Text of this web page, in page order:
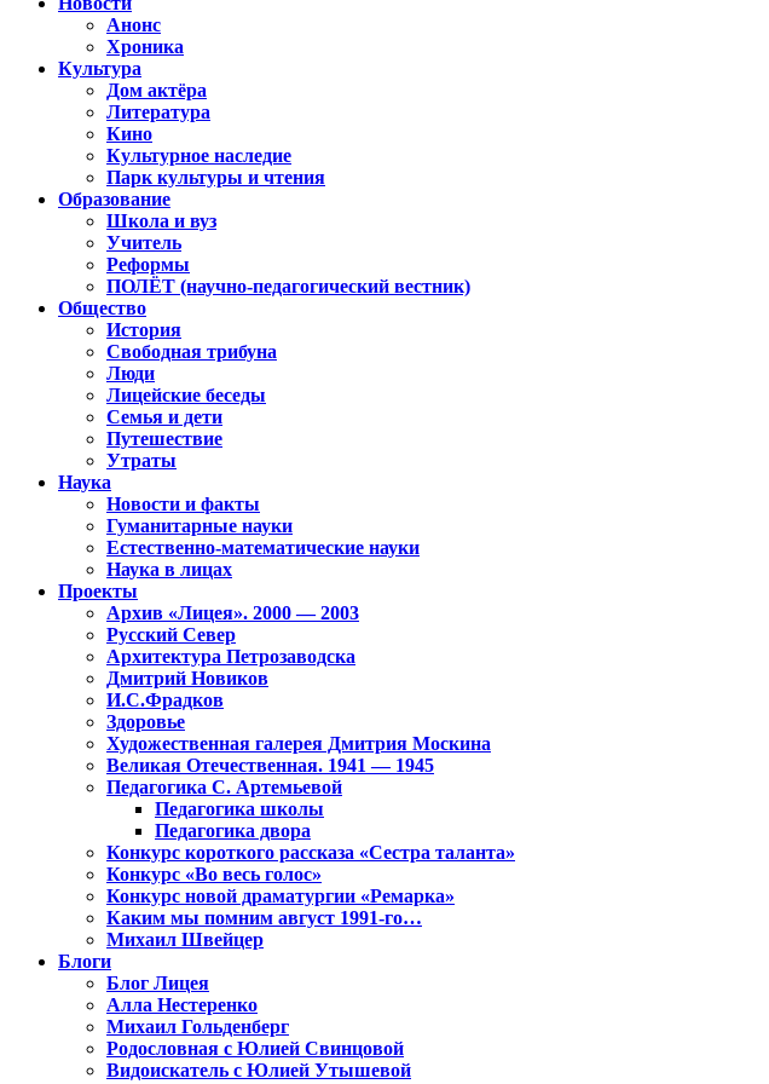
Анонс
Хроника
Культура
Дом актёра
Литература
Кино
Культурное наследие
Парк культуры и чтения
Образование
Школа и вуз
Учитель
Реформы
ПОЛЁТ (научно-педагогический вестник)
Общество
История
Свободная трибуна
Люди
Лицейские беседы
Семья и дети
Путешествие
Утраты
Наука
Новости и факты
Гуманитарные науки
Естественно-математические науки
Наука в лицах
Проекты
Архив «Лицея». 2000 — 2003
Русский Север
Архитектура Петрозаводска
Дмитрий Новиков
И.С.Фрадков
Здоровье
Художественная галерея Дмитрия Москина
Великая Отечественная. 1941 — 1945
Педагогика С. Артемьевой
Педагогика школы
Педагогика двора
Конкурс короткого рассказа «Сестра таланта»
Конкурс «Во весь голос»
Конкурс новой драматургии «Ремарка»
Каким мы помним август 1991-го…
Михаил Швейцер
Блоги
Блог Лицея
Алла Нестеренко
Михаил Гольденберг
Родословная с Юлией Свинцовой
Видоискатель с Юлией Утышевой